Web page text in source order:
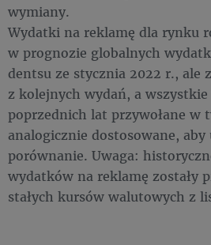
wymiany.
Wydatki na reklamę dla rynku
w prognozie globalnych
dentsu ze stycznia 2022 r., ale
z kolejnych wydań, a
poprzednich lat przywołane w
analogicznie dostosowane, aby
porównanie. Uwaga:
wydatków na reklamę zostały
stałych kursów walutowych z